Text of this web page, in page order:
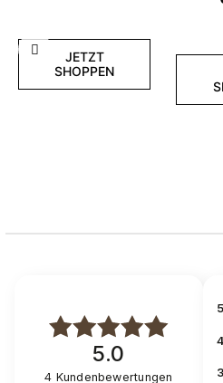
ZurückJETZT
SHOPPEN
5.0
4 Kundenbewertungen
5
4
3